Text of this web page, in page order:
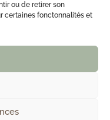
ou de retirer son
certaines fonctonnalités et
0376
- Tous droits